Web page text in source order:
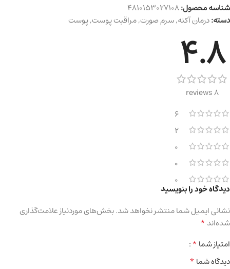
شناسه محصول:4810153027108
دسته:درمان آکنه,سرم صورت,مراقبت پوست,پوست
4.8
8 reviews
6
2
0
0
0
دیدگاه خود را بنویسید
نشانی ایمیل شما منتشر نخواهد شد.بخش‌های موردنیاز علامت‌گذاری
شده‌اند*
امتیاز شما*
دیدگاه شما*